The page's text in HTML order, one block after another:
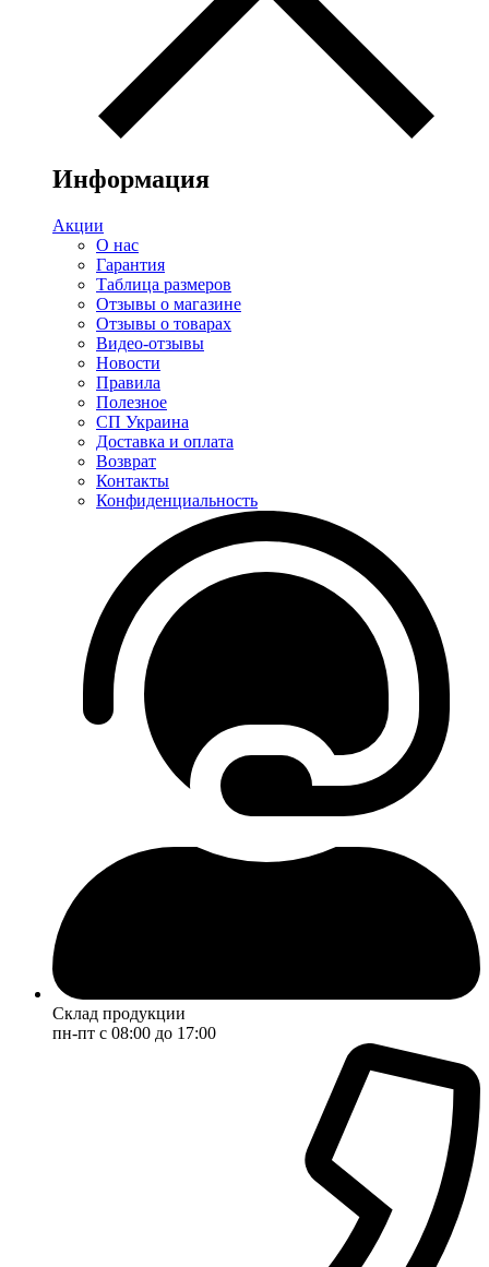
Информация
Акции
О нас
Гарантия
Таблица размеров
Отзывы о магазине
Отзывы о товарах
Видео-отзывы
Новости
Правила
Полезное
СП Украина
Доставка и оплата
Возврат
Контакты
Конфиденциальность
Склад продукции
пн-пт с 08:00 до 17:00